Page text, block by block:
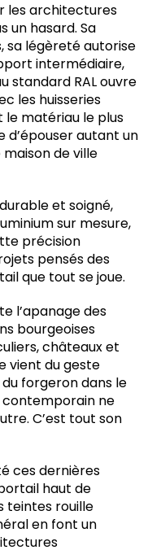
les architectures
un hasard. Sa
sa légèreté autorise
intermédiaire,
standard RAL ouvre
les huisseries
le matériau le plus
autant un
de ville
et soigné,
sur mesure,
précision
pensés des
que tout se joue.
l’apanage des
bourgeoises
châteaux et
vient du geste
forgeron dans le
ne
C’est tout son
ces dernières
haut de
teintes rouille
en font un